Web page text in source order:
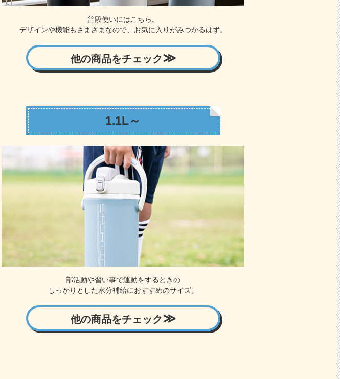
普段使いにはこちら。
デザインや機能もさまざまなので、お気に入りがみつかるはず。
他の商品をチェック
1.1L～
部活動や習い事で運動をするときの
しっかりとした水分補給におすすめのサイズ。
他の商品をチェック